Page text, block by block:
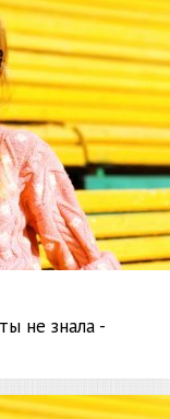
не знала -